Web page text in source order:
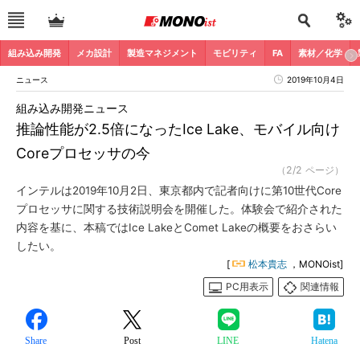
組み込み開発 メカ設計 製造マネジメント モビリティ FA 素材／化学
ニュース 2019年10月4日
推論性能が2.5倍になったIce Lake、モバイル向け
Coreプロセッサの今
組み込み開発ニュース
（2/2 ページ）
インテルは2019年10月2日、東京都内で記者向けに第10世代Core
プロセッサに関する技術説明会を開催した。体験会で紹介された
内容を基に、本稿ではIce LakeとComet Lakeの概要をおさらい
したい。
[ 松本貴志 ，MONOist]
PC用表示
関連情報
Share Post LINE Hatena